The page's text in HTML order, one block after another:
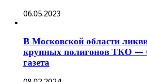
06.05.2023
В Московской области
крупных полигонов ТКО —
газета